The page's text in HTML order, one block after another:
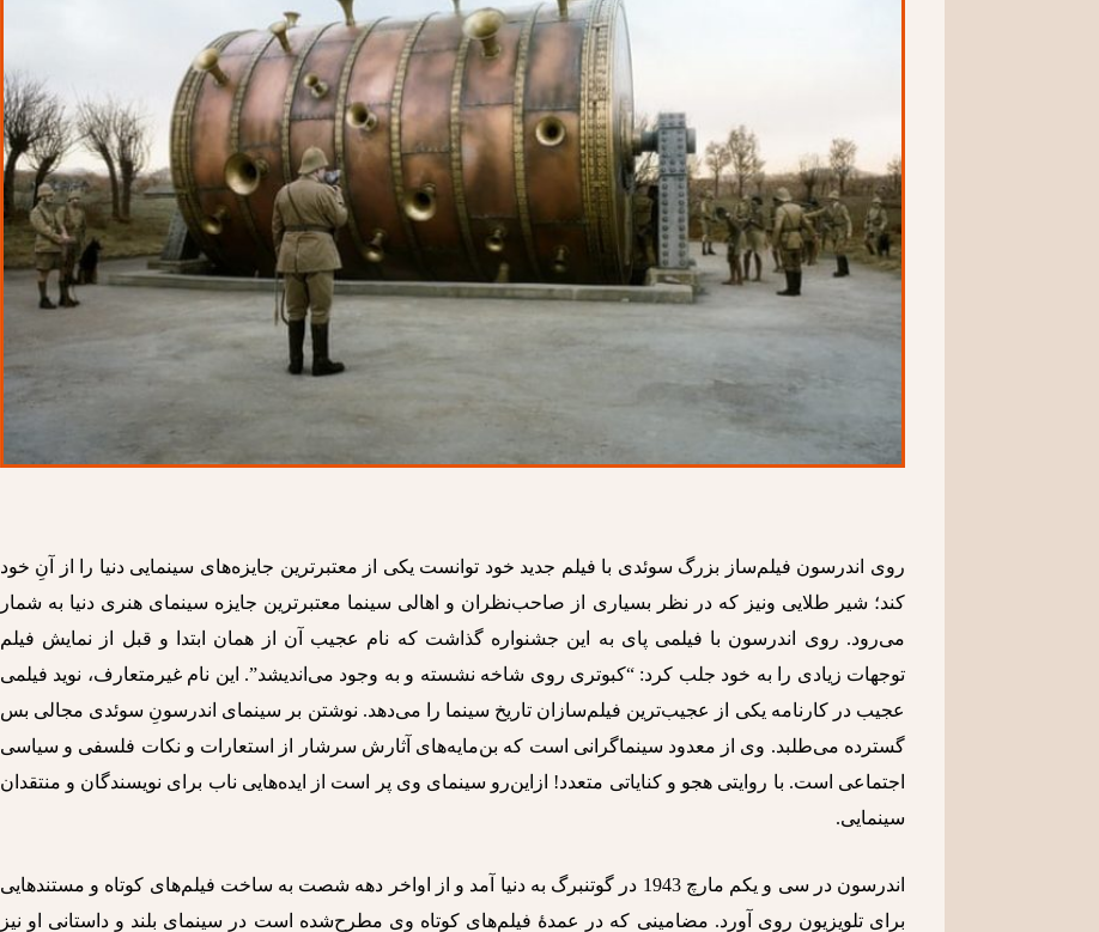
روی اندرسون فیلم‌ساز بزرگ سوئدی با فیلم جدید خود توانست یکی از معتبرترین جایزه‌های سینمایی دنیا را از آنِ خود
کند؛ شیر طلایی ونیز که در نظر بسیاری از صاحب‌نظران و اهالی سینما معتبرترین جایزه سینمای هنری دنیا به شمار
می‌رود. روی اندرسون با فیلمی پای به این جشنواره گذاشت که نام عجیب آن از همان ابتدا و قبل از نمایش فیلم
توجهات زیادی را به خود جلب کرد: “کبوتری روی شاخه نشسته و به وجود می‌اندیشد”. این نام غیرمتعارف، نوید فیلمی
عجیب در کارنامه یکی از عجیب‌ترین فیلم‌سازان تاریخ سینما را می‌دهد. نوشتن بر سینمای اندرسونِ سوئدی مجالی بس
گسترده می‌طلبد. وی از معدود سینماگرانی است که بن‌مایه‌های آثارش سرشار از استعارات و نکات فلسفی و سیاسی
اجتماعی است. با روایتی هجو و کنایاتی متعدد! ازاین‌رو سینمای وی پر است از ایده‌هایی ناب برای نویسندگان و منتقدان
سینمایی.
اندرسون در سی و یکم مارچ 1943 در گوتنبرگ به دنیا آمد و از اواخر دهه شصت به ساخت فیلم‌های کوتاه و مستندهایی
برای تلویزیون روی آورد. مضامینی که در عمدۀ فیلم‌های کوتاه وی مطرح‌شده است در سینمای بلند و داستانی او نیز